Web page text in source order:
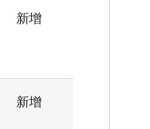
新增
新增